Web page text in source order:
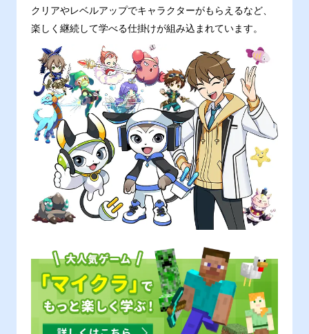
クリアやレベルアップでキャラクターがもらえるなど、
楽しく継続して学べる仕掛けが組み込まれています。